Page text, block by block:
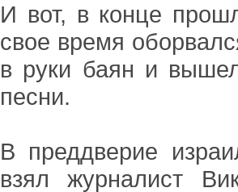
И вот, в конце
свое время
в руки баян и
песни.
В преддверие
взял журналист